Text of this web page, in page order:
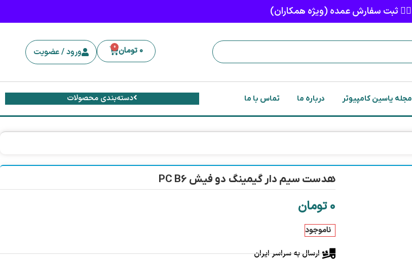
👈🏻 ثبت سفارش عمده (ویژه همکاران)
0 تومان 0 ورود / عضویت
مجله یاسین کامپیوتر درباره ما تماس با ما دسته‌بندی محصولات
هدست سیم دار گیمینگ دو فیش PC B6
0 تومان
ناموجود
ارسال به سراسر ایران